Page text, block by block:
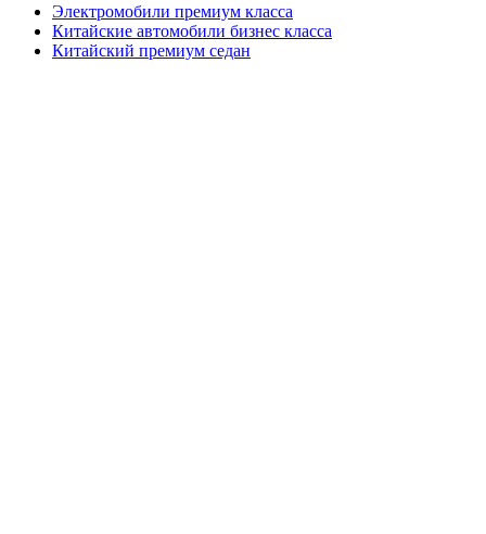
Электромобили премиум класса
Китайские автомобили бизнес класса
Китайский премиум седан